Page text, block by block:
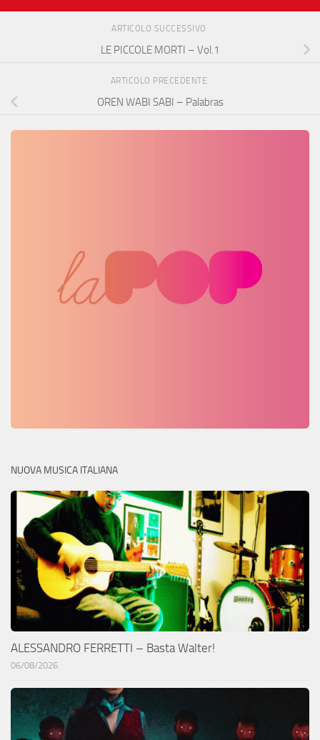
ARTICOLO SUCCESSIVO
LE PICCOLE MORTI – Vol.1
ARTICOLO PRECEDENTE
OREN WABI SABI – Palabras
NUOVA MUSICA ITALIANA
ALESSANDRO FERRETTI – Basta Walter!
06/08/2026